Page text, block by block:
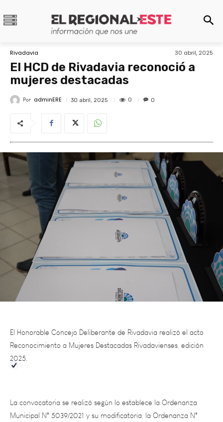
Rivadavia 30 abril, 2025
El HCD de Rivadavia reconoció a
mujeres destacadas
Por adminERE 30 abril, 2025 0 0
El Honorable Concejo Deliberante de Rivadavia realizó el acto
Reconocimiento a Mujeres Destacadas Rivadavienses, edición
2025.
Municipal N° 5039/2021 y su modificatoria, la Ordenanza N°
5187/2024, normativa que permite visibilizar y valorar el